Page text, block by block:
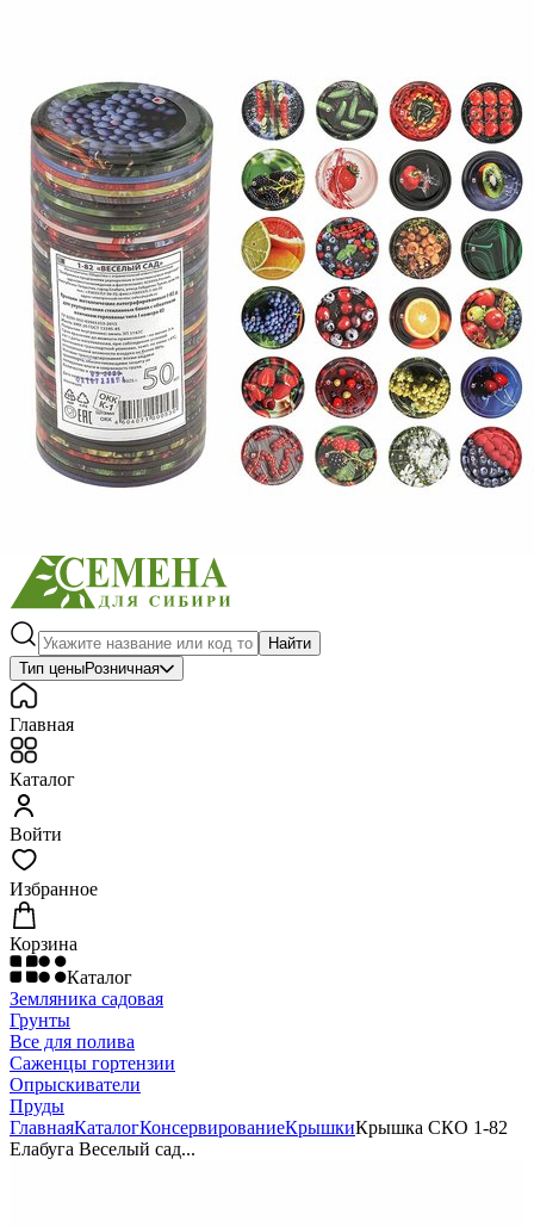
Обратный звонокЗаказать обратный звонок
Каталог
Семена
Грунты
Газонные травы, сидераты
Горшки, рассадники, аксессуары
Посадочный материал
Садовый инструмент, инвентарь
Консервирование
Средства защиты, удобрения, добавки, химия
Найти
Тип ценыРозничная
Главная
Каталог
Войти
Избранное
Корзина
Каталог
Земляника садовая
Грунты
Все для полива
Саженцы гортензии
Опрыскиватели
Пруды
ГлавнаяКаталогКонсервированиеКрышкиКрышка СКО 1-82
Елабуга Веселый сад...